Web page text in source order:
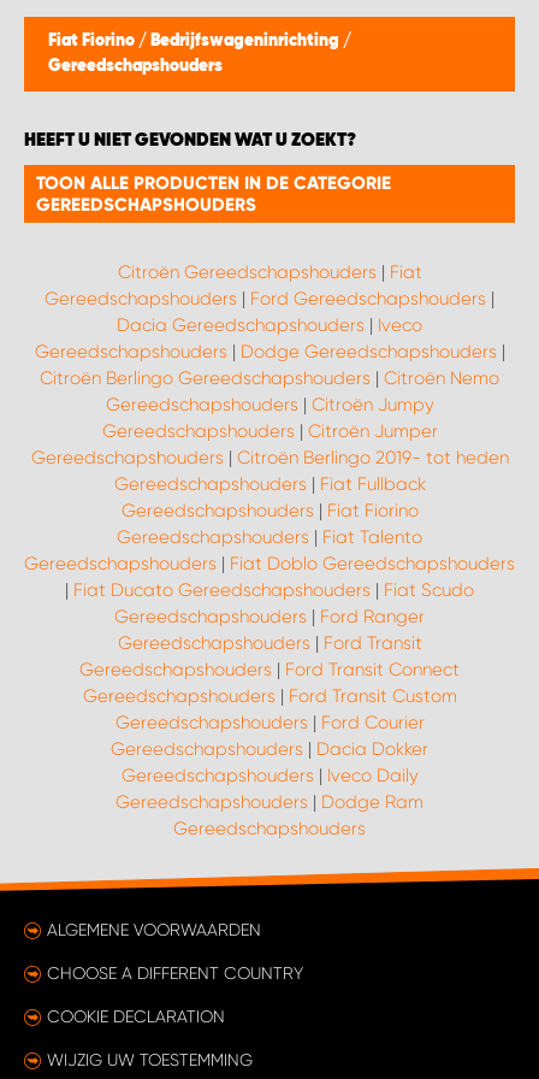
Fiat Fiorino / Bedrijfswageninrichting /
Gereedschapshouders
HEEFT U NIET GEVONDEN WAT U ZOEKT?
TOON ALLE PRODUCTEN IN DE CATEGORIE
GEREEDSCHAPSHOUDERS
Citroën Gereedschapshouders | Fiat
Gereedschapshouders | Ford Gereedschapshouders |
Dacia Gereedschapshouders | Iveco
Gereedschapshouders | Dodge Gereedschapshouders |
Citroën Berlingo Gereedschapshouders | Citroën Nemo
Gereedschapshouders | Citroën Jumpy
Gereedschapshouders | Citroën Jumper
Gereedschapshouders | Citroën Berlingo 2019- tot heden
Gereedschapshouders | Fiat Fullback
Gereedschapshouders | Fiat Fiorino
Gereedschapshouders | Fiat Talento
Gereedschapshouders | Fiat Doblo Gereedschapshouders
| Fiat Ducato Gereedschapshouders | Fiat Scudo
Gereedschapshouders | Ford Ranger
Gereedschapshouders | Ford Transit
Gereedschapshouders | Ford Transit Connect
Gereedschapshouders | Ford Transit Custom
Gereedschapshouders | Ford Courier
Gereedschapshouders | Dacia Dokker
Gereedschapshouders | Iveco Daily
Gereedschapshouders | Dodge Ram
Gereedschapshouders
ALGEMENE VOORWAARDEN
CHOOSE A DIFFERENT COUNTRY
COOKIE DECLARATION
WIJZIG UW TOESTEMMING
WORK SYSTEM ELST
WORK SYSTEM EVERDINGEN
WORK SYSTEM GORREDIJK
WORK SYSTEM GRONINGEN
WORK SYSTEM HARDERWIJK
WORK SYSTEM HARMELEN
WORK SYSTEM HARTWERD
WORK SYSTEM HEERLEN
WORK SYSTEM KOOTWIJKERBROEK
WORK SYSTEM LOPIK AUTOSERVICE BENSCHOP
WORK SYSTEM LOPIK GARAGE STUIVENBERG
WORK SYSTEM NIEUWEGEIN
WORK SYSTEM NIEUWERKERK AAN DEN IJSSEL
WORK SYSTEM OOSTERHOUT
WORK SYSTEM RIDDERKERK